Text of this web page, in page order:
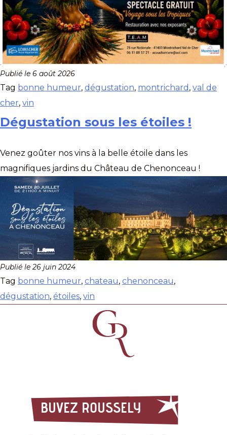
Publié le 6 août 2026
Tag bonne humeur, dégustation, montrichard , val de
cher, vin
Dégustation sous les étoiles !
Venez goûter nos vins à la belle étoile dans les
magnifiques jardins du Château de Chenonceau !
Publié le26 juin 2024
Tag bonne humeur, chateau, chenonceau,
dégustation, étoiles, vin
BUVEZ ROUSSELY